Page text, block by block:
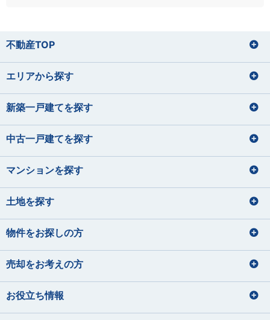
不動産TOP
エリアから探す
新築一戸建てを探す
中古一戸建てを探す
マンションを探す
土地を探す
物件をお探しの方
売却をお考えの方
お役立ち情報